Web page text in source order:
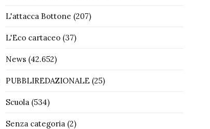
L'attacca Bottone (207)
L'Eco cartaceo(37)
News(42.652)
PUBBLIREDAZIONALE(25)
Scuola(534)
Senza categoria(2)